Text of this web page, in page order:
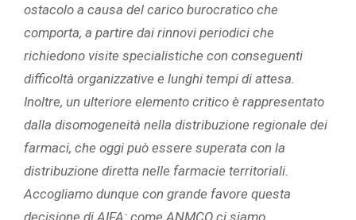
ostacolo a causa del carico burocratico che
comporta, a partire dai rinnovi periodici che
richiedono visite specialistiche con conseguenti
difficoltà organizzative e lunghi tempi di attesa.
Inoltre, un ulteriore elemento critico è rappresentato
dalla disomogeneità nella distribuzione regionale dei
farmaci, che oggi può essere superata con la
distribuzione diretta nelle farmacie territoriali.
Accogliamo dunque con grande favore questa